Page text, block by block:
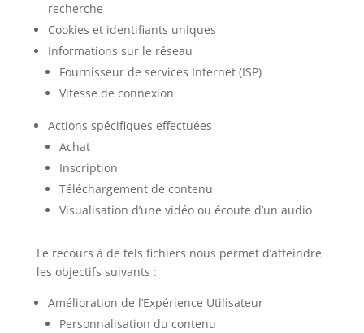
recherche
Cookies et identifiants uniques
Informations sur le réseau
Fournisseur de services Internet (ISP)
Vitesse de connexion
Actions spécifiques effectuées
Achat
Inscription
Téléchargement de contenu
Visualisation d’une vidéo ou écoute d’un audio
Le recours à de tels fichiers nous permet d’atteindre
les objectifs suivants :
Amélioration de l’Expérience Utilisateur
Personnalisation du contenu